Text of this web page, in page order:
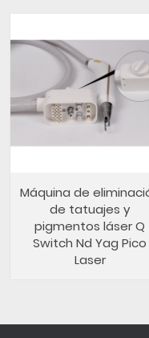
Máquina de
de tatuajes y
pigmentos láser Q
Switch Nd Yag Pico
Laser